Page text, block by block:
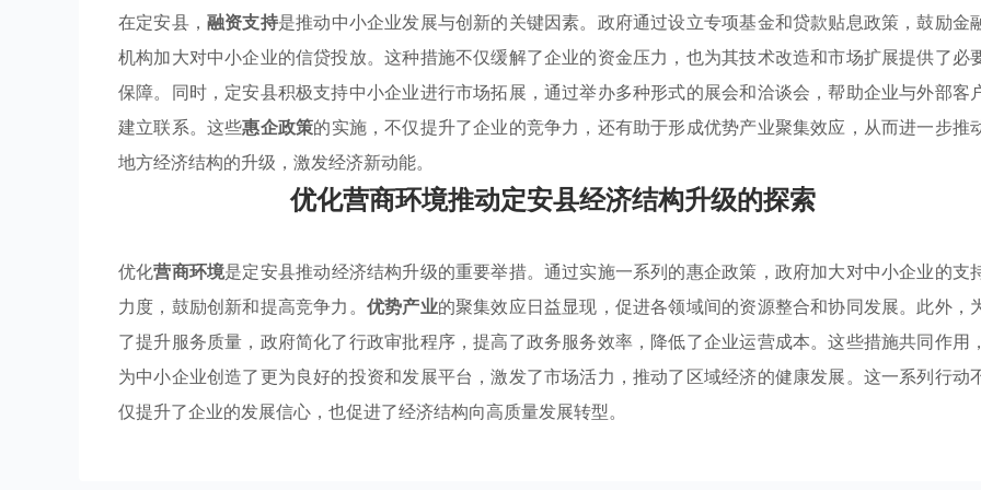
在定安县，融资支持是推动中小企业发展与创新的关键因素。政府通过设立专项基金和贷款贴息政策，鼓励金
机构加大对中小企业的信贷投放。这种措施不仅缓解了企业的资金压力，也为其技术改造和市场扩展提供了必
保障。同时，定安县积极支持中小企业进行市场拓展，通过举办多种形式的展会和洽谈会，帮助企业与外部客
建立联系。这些惠企政策的实施，不仅提升了企业的竞争力，还有助于形成优势产业聚集效应，从而进一步推
地方经济结构的升级，激发经济新动能。
优化营商环境推动定安县经济结构升级的探索
优化营商环境是定安县推动经济结构升级的重要举措。通过实施一系列的惠企政策，政府加大对中小企业的支
力度，鼓励创新和提高竞争力。 优势产业的聚集效应日益显现，促进各领域间的资源整合和协同发展。此外，
了提升服务质量，政府简化了行政审批程序，提高了政务服务效率，降低了企业运营成本。这些措施共同作用，
为中小企业创造了更为良好的投资和发展平台，激发了市场活力，推动了区域经济的健康发展。这一系列行动
仅提升了企业的发展信心，也促进了经济结构向高质量发展转型。